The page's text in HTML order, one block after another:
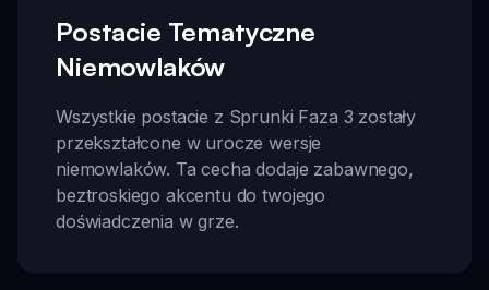
Postacie Tematyczne
Niemowlaków
Wszystkie postacie z Sprunki Faza 3 zostały
przekształcone w urocze wersje
niemowlaków. Ta cecha dodaje zabawnego,
beztroskiego akcentu do twojego
doświadczenia w grze.